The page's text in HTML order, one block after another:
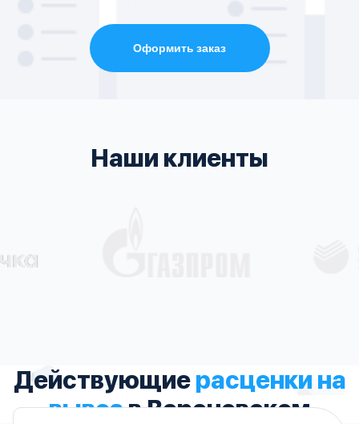
Оформить заказ
Наши клиенты
Действующиерасценки на
вывозв Вороновском